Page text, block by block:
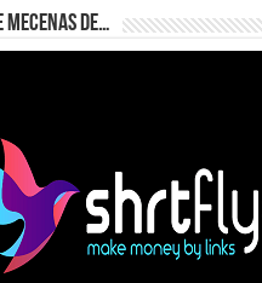
Mecenas de…